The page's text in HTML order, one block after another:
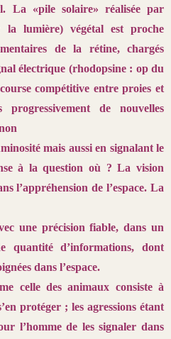
La «pile solaire» réalisée par
la lumière) végétal est proche
de la rétine, chargés
électrique (rhodopsine : op du
compétitive entre proies et
progressivement de nouvelles
mais aussi en signalant le
à la question où ? La vision
l’appréhension de l’espace. La
une précision fiable, dans un
quantité d’informations, dont
dans l’espace.
celle des animaux consiste à
protéger ; les agressions étant
l’homme de les signaler dans